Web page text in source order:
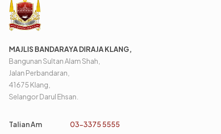
MAJLIS BANDARAYA DIRAJA KLANG,
Bangunan Sultan Alam Shah,
Jalan Perbandaran,
41675 Klang,
Selangor Darul Ehsan.
Talian Am 03-3375 5555